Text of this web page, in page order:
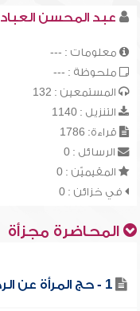
عبد المحسن العباد
معلومات : ---
ملحوظة : ---
المستمعين : 132
التنزيل : 1140
قراءة: 1786
الرسائل : 0
المقيميّن : 0
في خزائن : 0
المحاضرة مجزأة
1 - حج المرأة عن الرجل